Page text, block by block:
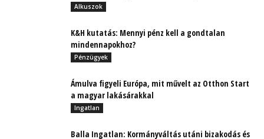
Alkuszok
K&H kutatás: Mennyi pénz kell a gondtalan
mindennapokhoz?
Pénzügyek
Ámulva figyeli Európa, mit művelt az Otthon Start
a magyar lakásárakkal
Ingatlan
Balla Ingatlan: Kormányváltás utáni bizakodás és